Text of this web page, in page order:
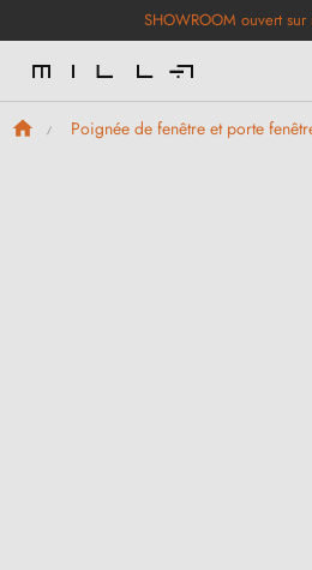
SHOWROOM ouvert sur
Poignée de fenêtre et porte